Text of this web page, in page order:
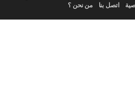
من نحن ؟